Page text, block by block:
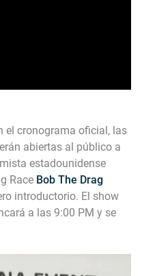
el cronograma oficial, las
abiertas al público a
estadounidense
Race Bob The Drag
introductorio. El show
a las 9:00 PM y se